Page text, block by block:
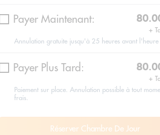
Payer Maintenant:
+
Annulation gratuite jusqu'à 25 heures avant
Payer Plus Tard:
+
Paiement sur place. Annulation possible à tout
frais.
Réserver Chambre De Jour